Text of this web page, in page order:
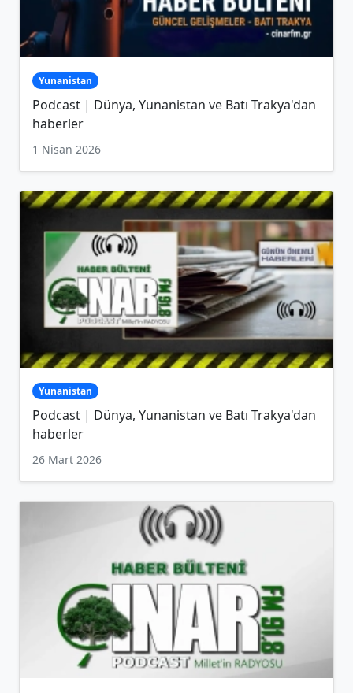
Yunanistan
Podcast | Dünya, Yunanistan ve Batı Trakya'dan
haberler
1 Nisan 2026
Yunanistan
Podcast | Dünya, Yunanistan ve Batı Trakya'dan
haberler
26 Mart 2026